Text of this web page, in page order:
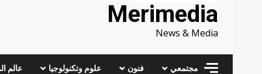
Merimedia
News & Media
مجتمعي فنون علوم وتكنولوجيا عالم